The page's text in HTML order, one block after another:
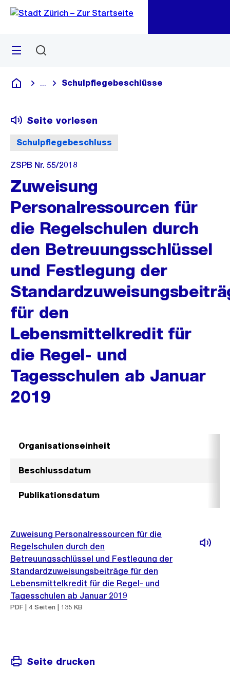
Navigation
Sprunglink
Menü
Deutsch
Blende alle Breadcrumbs ein
Schulpflegebeschlüsse
Schulpflegebeschluss
Seite vorlesen
ZSPB Nr. 55/2018
Zuweisung
Personalressourcen für
die Regelschulen durch
den Betreuungsschlüssel
und Festlegung der
für den
Lebensmittelkredit für
die Regel- und
Tagesschulen ab Januar
2019
Organisationseinheit
Beschlussdatum
Publikationsdatum
Zuweisung Personalressourcen für die
Regelschulen durch den
Betreuungsschlüssel und Festlegung der
Standardzuweisungsbeiträge für den
Lebensmittelkredit für die Regel- und
Tagesschulen ab Januar 2019
PDF | 4 Seiten | 135 KB
Seite drucken